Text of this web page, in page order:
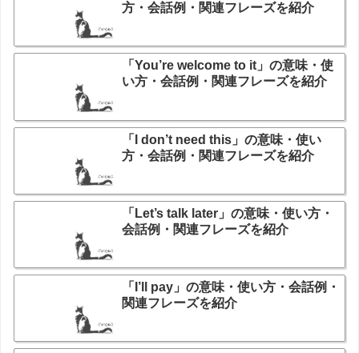
方・会話例・関連フレーズを紹介
「You’re welcome to it」の意味・使
い方・会話例・関連フレーズを紹介
「I don’t need this」の意味・使い
方・会話例・関連フレーズを紹介
「Let’s talk later」の意味・使い方・
会話例・関連フレーズを紹介
「I’ll pay」の意味・使い方・会話例・
関連フレーズを紹介